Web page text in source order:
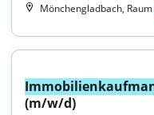
Mönchengladbach, Raum
(m/w/d)